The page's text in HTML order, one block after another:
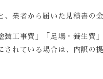
業者から届いた見積書の
装工事費」「足場・養生費
されている場合は、内訳の